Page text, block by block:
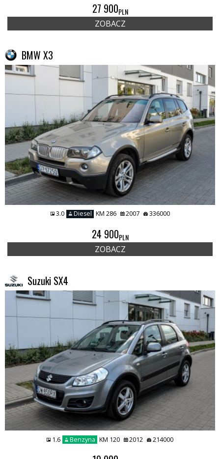
27 900PLN
ZOBACZ
BMW X3
3.0 Diesel KM 286 2007 336000
24 900PLN
ZOBACZ
Suzuki SX4
1.6 Benzyna KM 120 2012 214000